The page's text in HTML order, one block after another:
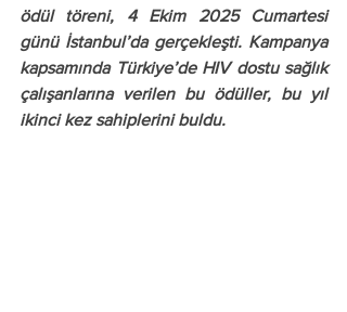
ödül töreni, 4 Ekim 2025 Cumartesi
günü İstanbul’da gerçekleşti. Kampanya
kapsamında Türkiye’de HIV dostu sağlık
çalışanlarına verilen bu ödüller, bu yıl
ikinci kez sahiplerini buldu.